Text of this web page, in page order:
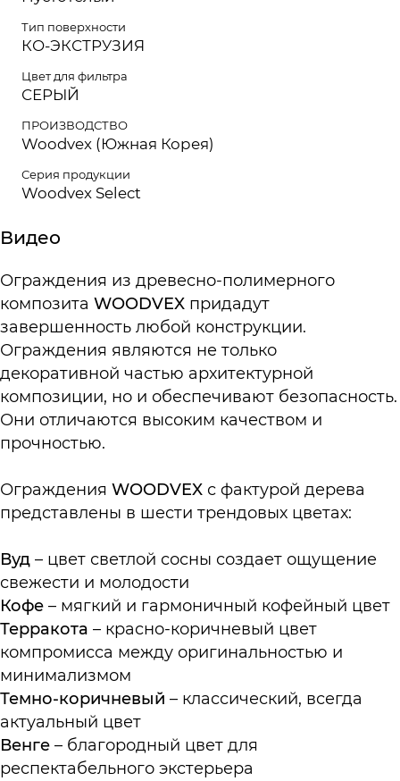
Тип поверхности
КО-ЭКСТРУЗИЯ
Цвет для фильтра
СЕРЫЙ
ПРОИЗВОДСТВО
Woodvex (Южная Корея)
Серия продукции
Woodvex Select
Видео
Ограждения из древесно-полимерного
композита WOODVEX придадут
завершенность любой конструкции.
Ограждения являются не только
декоративной частью архитектурной
композиции, но и обеспечивают безопасность.
Они отличаются высоким качеством и
прочностью.
Ограждения WOODVEX с фактурой дерева
представлены в шести трендовых цветах:
Вуд – цвет светлой сосны создает ощущение
свежести и молодости
Кофе – мягкий и гармоничный кофейный цвет
Терракота – красно-коричневый цвет
компромисса между оригинальностью и
минимализмом
Темно-коричневый – классический, всегда
актуальный цвет
Венге – благородный цвет для
респектабельного экстерьера